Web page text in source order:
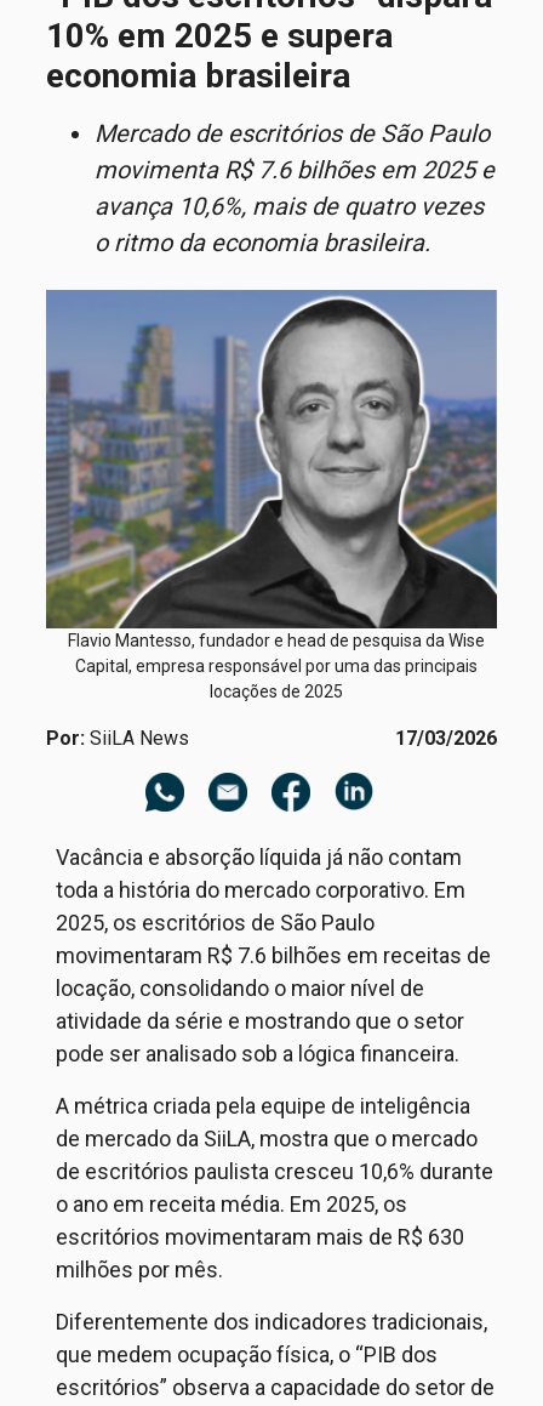
10% em 2025 e supera
economia brasileira
Mercado de escritórios de São Paulo
movimenta R$ 7.6 bilhões em 2025 e
avança 10,6%, mais de quatro vezes
o ritmo da economia brasileira.
Flavio Mantesso, fundador e head de pesquisa da Wise
Capital, empresa responsável por uma das principais
locações de 2025
Por: SiiLA News 17/03/2026
Vacância e absorção líquida já não contam
toda a história do mercado corporativo. Em
2025, os escritórios de São Paulo
movimentaram R$ 7.6 bilhões em receitas de
locação, consolidando o maior nível de
atividade da série e mostrando que o setor
pode ser analisado sob a lógica financeira.
A métrica criada pela equipe de inteligência
de mercado da SiiLA, mostra que o mercado
de escritórios paulista cresceu 10,6% durante
o ano em receita média. Em 2025, os
escritórios movimentaram mais de R$ 630
milhões por mês.
Diferentemente dos indicadores tradicionais,
que medem ocupação física, o “PIB dos
escritórios” observa a capacidade do setor de